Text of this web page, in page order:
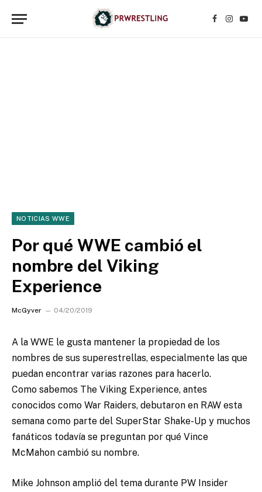
Facebook
NOTICIAS WWE
Por qué WWE cambió el
nombre del Viking
Experience
McGyver 04/20/2019
A la WWE le gusta mantener la propiedad de los
nombres de sus superestrellas, especialmente las que
puedan encontrar varias razones para hacerlo.
Como sabemos The Viking Experience, antes
conocidos como War Raiders, debutaron en RAW esta
semana como parte del SuperStar Shake-Up y muchos
fanáticos todavía se preguntan por qué Vince
McMahon cambió su nombre.
Mike Johnson amplió del tema durante PW Insider